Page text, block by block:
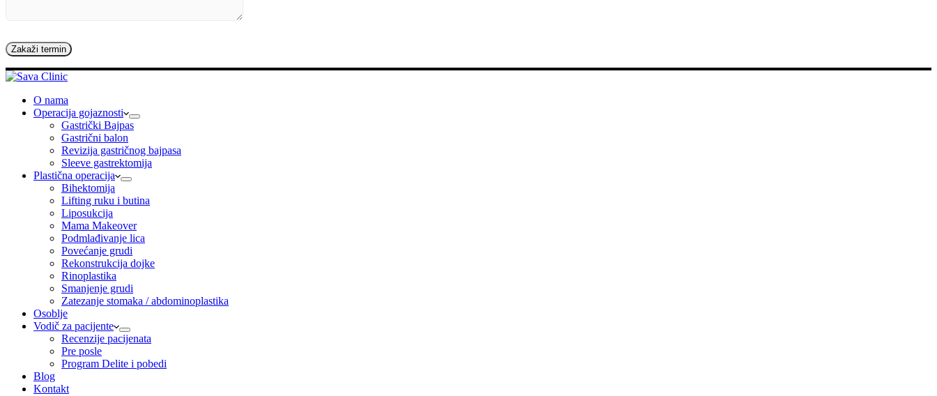
O nama
Operacija gojaznosti
Gastrički Bajpas
Gastrični balon
Revizija gastričnog bajpasa
Sleeve gastrektomija
Plastična operacija
Bihektomija
Lifting ruku i butina
Liposukcija
Mama Makeover
Podmlađivanje lica
Povećanje grudi
Rekonstrukcija dojke
Rinoplastika
Smanjenje grudi
Zatezanje stomaka / abdominoplastika
Osoblje
Vodič za pacijente
Recenzije pacijenata
Pre posle
Program Delite i pobedi
Blog
Kontakt